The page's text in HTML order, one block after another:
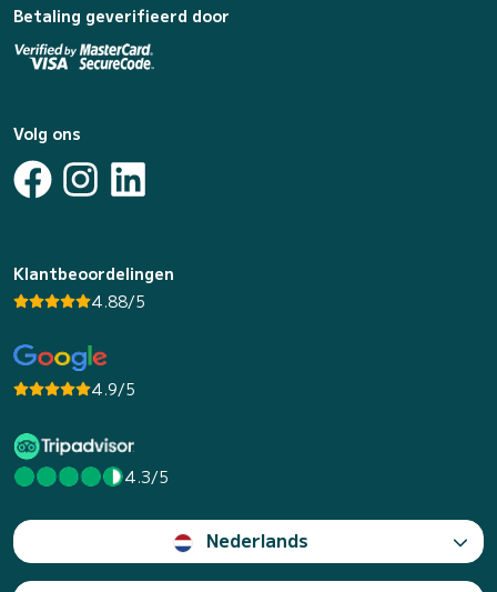
Betaling geverifieerd door
Volg ons
Klantbeoordelingen
4.88/5
4.9/5
4.3/5
Nederlands